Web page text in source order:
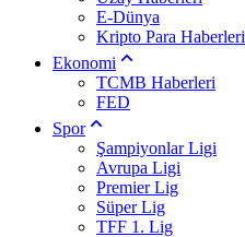
E-Dünya
Kripto Para Haberleri
Ekonomi
TCMB Haberleri
FED
Spor
Şampiyonlar Ligi
Avrupa Ligi
Premier Lig
Süper Lig
TFF 1. Lig